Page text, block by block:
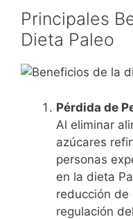
Principales
Dieta Paleo
Pérdida de
Al eliminar
azúcares
personas
en la dieta
reducción de
regulación